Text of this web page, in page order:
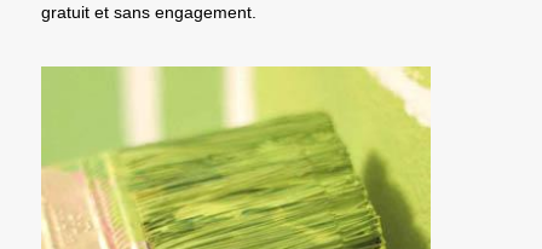
gratuit et sans engagement.